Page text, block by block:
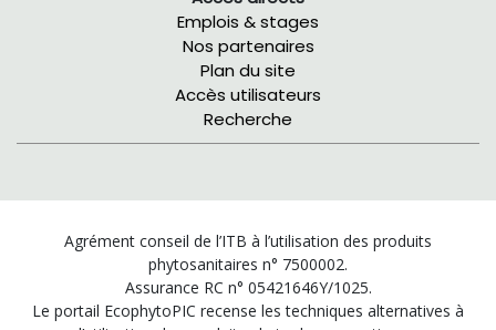
Emplois & stages
Nos partenaires
Plan du site
Accès utilisateurs
Recherche
Agrément conseil de l’ITB à l’utilisation des produits
phytosanitaires n° 7500002.
Assurance RC n° 05421646Y/1025.
Le portail EcophytoPIC recense les techniques alternatives à